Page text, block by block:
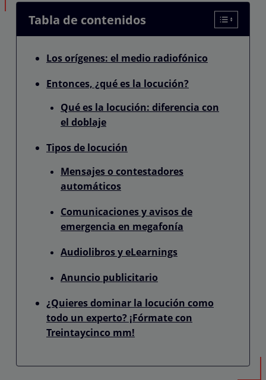
Tabla de contenidos
Los orígenes: el medio radiofónico
Entonces, ¿qué es la locución?
Qué es la locución: diferencia con
el doblaje
Tipos de locución
Mensajes o contestadores
automáticos
Comunicaciones y avisos de
emergencia en megafonía
Audiolibros y eLearnings
Anuncio publicitario
¿Quieres dominar la locución como
todo un experto? ¡Fórmate con
Treintaycinco mm!